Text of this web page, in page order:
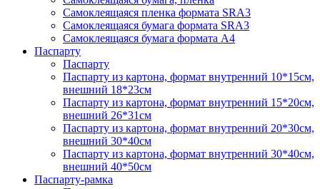
Самоклеящаяся пленка формата SRА3
Самоклеящаяся бумага формата SRА3
Самоклеящаяся бумага формата А4
Паспарту
Паспарту
Паспарту из картона, формат внутренний 10*15см,
внешний 18*23см
Паспарту из картона, формат внутренний 15*20см,
внешний 26*31см
Паспарту из картона, формат внутренний 20*30см,
внешний 30*40см
Паспарту из картона, формат внутренний 30*40см,
внешний 40*50см
Паспарту-рамка